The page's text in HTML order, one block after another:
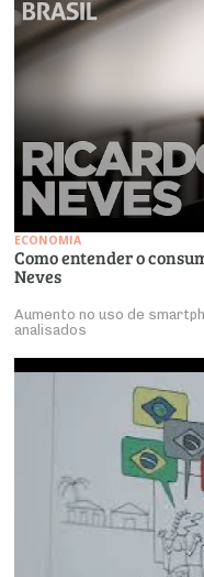
ECONOMIA
Como entender o
Neves
Aumento no uso de
analisados